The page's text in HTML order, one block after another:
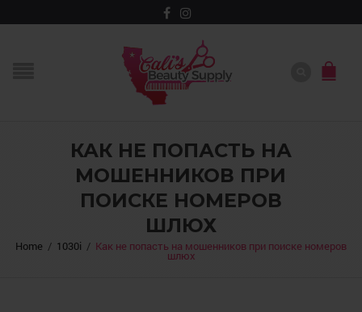
КАК НЕ ПОПАСТЬ НА
МОШЕННИКОВ ПРИ
ПОИСКЕ НОМЕРОВ
ШЛЮХ
Home / 1030i / Как не попасть на мошенников при поиске номеров
шлюх